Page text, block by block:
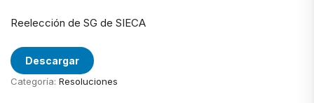
Reelección de SG de SIECA
Descargar
Categoría: Resoluciones